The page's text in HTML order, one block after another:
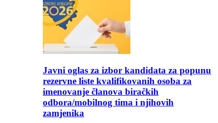
Javni oglas za izbor kandidata za popunu
rezervne liste kvalifikovanih osoba za
imenovanje članova biračkih
odbora/mobilnog tima i njihovih
zamjenika